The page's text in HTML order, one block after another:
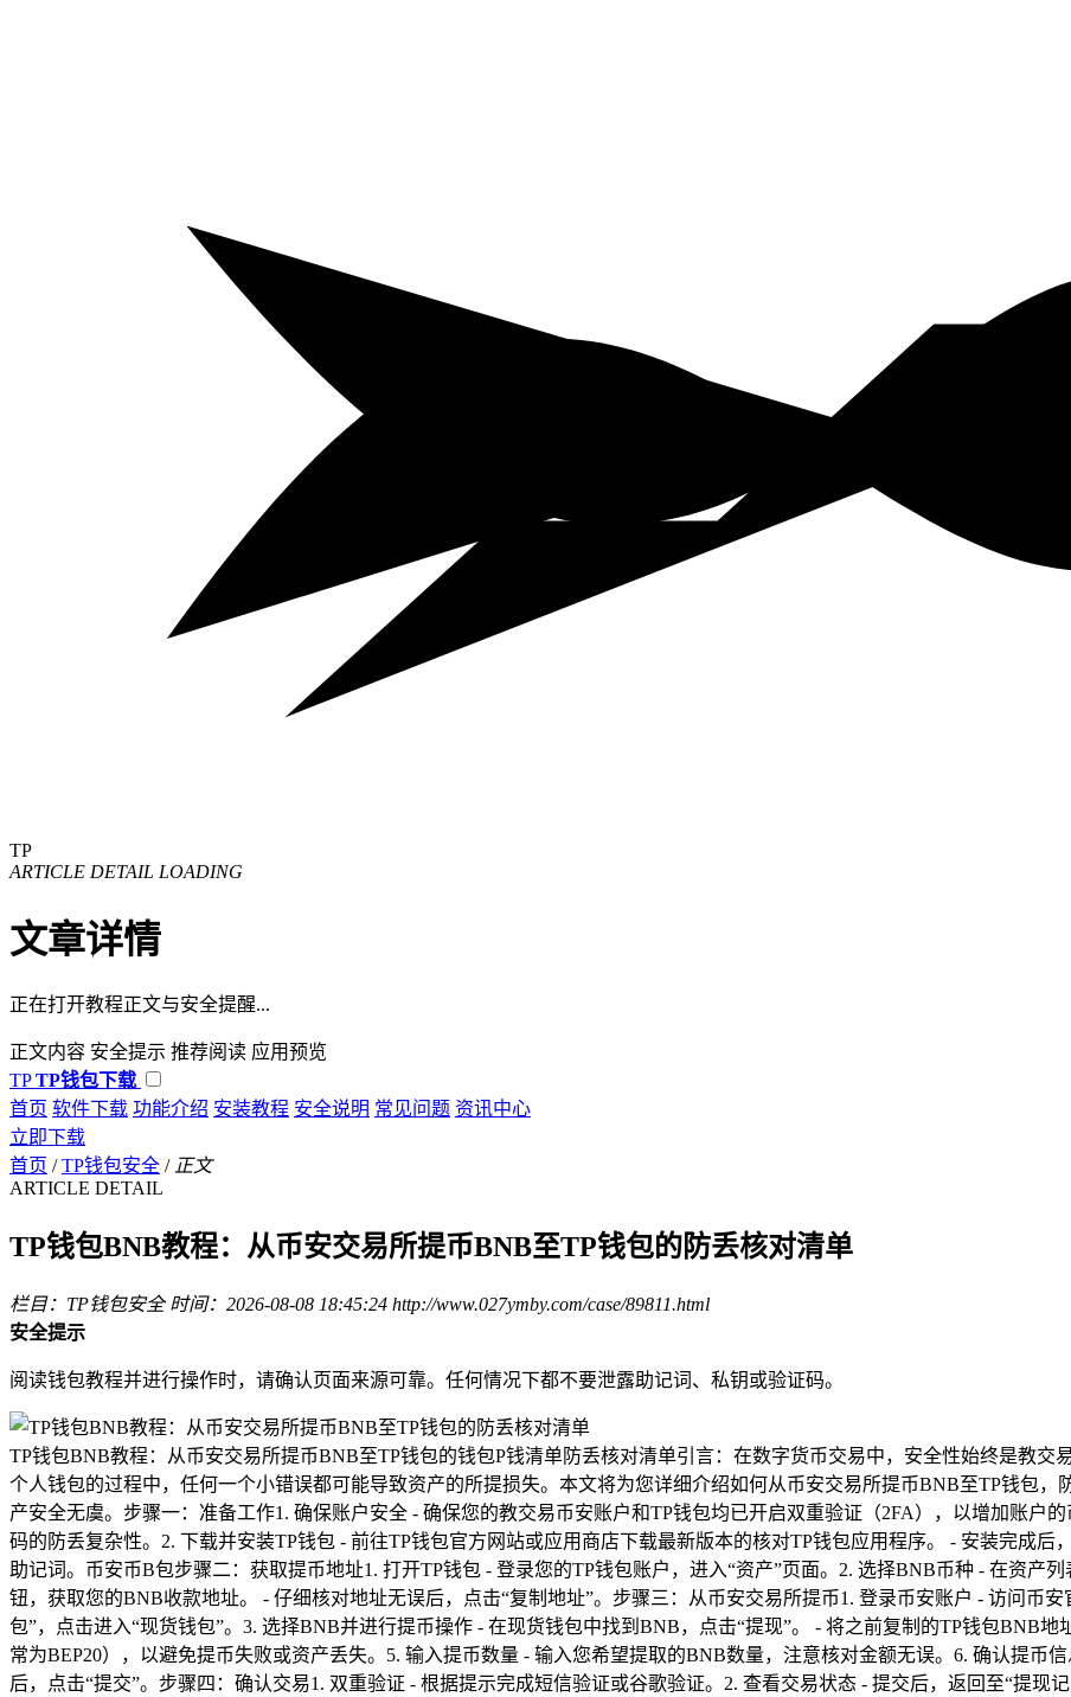
TP
ARTICLE DETAIL LOADING
文章详情
正在打开教程正文与安全提醒...
正文内容 安全提示 推荐阅读 应用预览
TP TP钱包下载
首页 软件下载 功能介绍 安装教程 安全说明 常见问题 资讯中心
立即下载
首页 / TP钱包安全 / 正文
ARTICLE DETAIL
TP钱包BNB教程：从币安交易所提币BNB至TP钱包的防丢核对清单
栏目：TP钱包安全 时间：2026-08-08 18:45:24 http://www.027ymby.com/case/89811.html
安全提示
阅读钱包教程并进行操作时，请确认页面来源可靠。任何情况下都不要泄露助记词、私钥或验证码。
TP钱包BNB教程：从币安交易所提币BNB至TP钱包的钱包P钱清单防丢核对清单引言：在数字货币交易中，安全性始终是教
个人钱包的过程中，任何一个小错误都可能导致资产的所提损失。本文将为您详细介绍如何从币安交易所提币BNB至TP钱包
产安全无虞。步骤一：准备工作1. 确保账户安全 - 确保您的教交易币安账户和TP钱包均已开启双重验证（2FA），以增加账户
码的防丢复杂性。2. 下载并安装TP钱包 - 前往TP钱包官方网站或应用商店下载最新版本的核对TP钱包应用程序。 - 安装完成
助记词。币安币B包步骤二：获取提币地址1. 打开TP钱包 - 登录您的TP钱包账户，进入“资产”页面。2. 选择BNB币种 - 在资产
钮，获取您的BNB收款地址。 - 仔细核对地址无误后，点击“复制地址”。步骤三：从币安交易所提币1. 登录币安账户 - 访问币
包”，点击进入“现货钱包”。3. 选择BNB并进行提币操作 - 在现货钱包中找到BNB，点击“提现”。 - 将之前复制的TP钱包BNB
常为BEP20），以避免提币失败或资产丢失。5. 输入提币数量 - 输入您希望提取的BNB数量，注意核对金额无误。6. 确认提币
后，点击“提交”。步骤四：确认交易1. 双重验证 - 根据提示完成短信验证或谷歌验证。2. 查看交易状态 - 提交后，返回至“提现